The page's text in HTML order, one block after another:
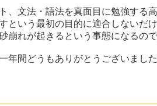
文法・語法を真面目に勉強する
という最初の目的に適合しないだ
れが起きるという事態になるので
間どうもありがとうございまし